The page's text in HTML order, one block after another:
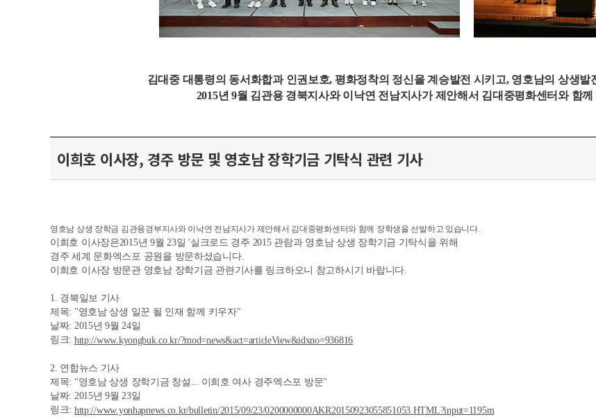
김대중 대통령의 동서화합과 인권보호, 평화정착의 정신을 계승발전 시키고, 영호남의 상생발
2015년 9월 김관용 경북지사와이낙연 전남지사가 제안해서 김대중평화센터와 함
이희호 이사장, 경주 방문 및 영호남 장학기금 기탁식 관련 기사
영호남 상생 장학금 김관용경부지사와 이낙연 전남지사가 제안해서 김대중평화센터와 함께 장학생을 선발하고 있습니다.
이희호 이사장은2015년 9월 23일 '실크로드 경주 2015 관람과 영호남 상생 장학기금 기탁식을 위해
경주 세계 문화엑스포 공원을 방문하셨습니다.
이희호 이사장 방문관 영호남 장학기금 관련기사를 링크하오니 참고하시기 바랍니다.
1. 경북일보 기사
제목: "영호남 상생 일꾼 될 인재 함께 키우자"
날짜: 2015년 9월 24일
링크: http://www.kyongbuk.co.kr/?mod=news&act=articleView&idxno=936816
2. 연합뉴스 기사
제목: "영호남 상생 장학기금 창설... 이희호 여사 경주엑스포 방문"
날짜: 2015년 9월 23일
링크: http://www.yonhapnews.co.kr/bulletin/2015/09/23/0200000000AKR20150923055851053.HTML?input=1195m